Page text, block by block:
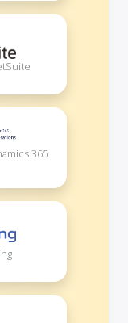
365